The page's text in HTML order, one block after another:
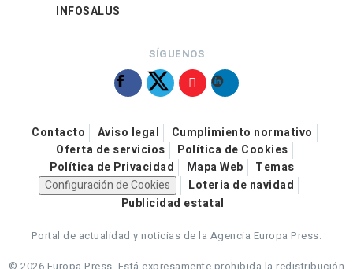
INFOSALUS
SÍGUENOS
Contacto Aviso legal
Cumplimiento normativo
Oferta de servicios
Política de Cookies
Política de Privacidad
Mapa Web
Temas
Configuración de Cookies
Loteria de navidad
Publicidad estatal
Portal de actualidad y noticias de la Agencia Europa Press.